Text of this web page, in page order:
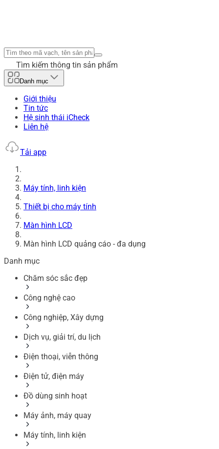
Tìm kiếm thông tin sản phẩm
Danh mục
Giới thiệu
Tin tức
Hệ sinh thái iCheck
Liên hệ
Tải app
Máy tính, linh kiện
Thiết bị cho máy tính
Màn hình LCD
Màn hình LCD quảng cáo - đa dụng
Danh mục
Chăm sóc sắc đẹp
Công nghệ cao
Công nghiệp, Xây dựng
Dịch vụ, giải trí, du lịch
Điện thoại, viễn thông
Điện tử, điện máy
Đồ dùng sinh hoạt
Máy ảnh, máy quay
Máy tính, linh kiện